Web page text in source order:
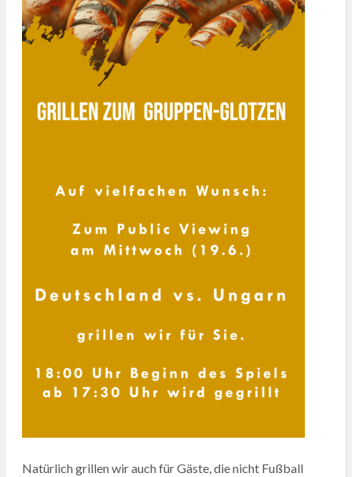
Natürlich grillen wir auch für Gäste, die nicht Fußball